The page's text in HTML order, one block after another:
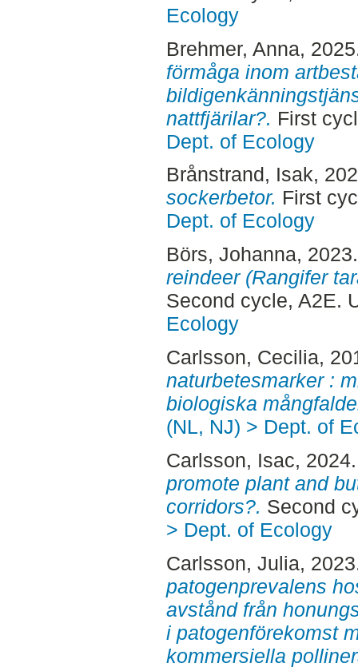
Ecology
Brehmer, Anna,
förmåga inom
nattfjärilar?. First
Dept. of Ecology
Brånstrand, Isak,
sockerbetor. First
Dept. of Ecology
Börs, Johanna,
reindeer (Rangifer
Second cycle, A2E.
Ecology
Carlsson, Cecilia,
naturbetesmarker :
biologiska
(NL, NJ) > Dept. of
Carlsson, Isac,
promote plant and
corridors?. Second
> Dept. of Ecology
Carlsson, Julia,
patogenprevalens
avstånd från
i patogenförekomst
kommersiella